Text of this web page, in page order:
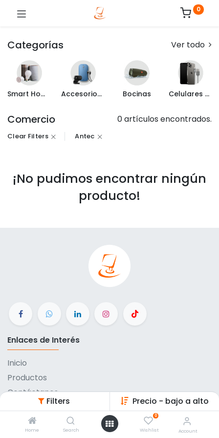
Filters Precio - bajo a alto
Home Search
0
Wishlist Account
0
Categorías Ver todo
Smart Home Accesorios de Computo Bocinas Celulares y Mas
Comercio 0 artículos encontrados.
Clear Filters Antec
¡No pudimos encontrar ningún
producto!
Enlaces de Interés
Inicio
Productos
Contáctanos
Métodos de pago
Eventos